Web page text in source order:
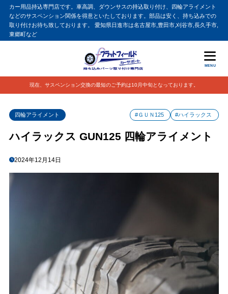
カー用品持込専門店です。車高調、ダウンサスの持込取り付け、四輪アライメント
などのサスペンション関係を得意といたしております。部品は安く、持ち込みでの
取り付けお待ち致しております。 愛知県日進市は名古屋市,豊田市,刈谷市,長久手市,
東郷町など
MENU
現在、サスペンション交換の最短のご予約は10月中旬となっております。
四輪アライメント #ＧＵＮ125 #ハイラックス
ハイラックス GUN125 四輪アライメント
2024年12月14日